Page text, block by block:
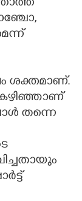
ശക്തമാണ്.
കഴിഞ്ഞാണ്
തന്നെ